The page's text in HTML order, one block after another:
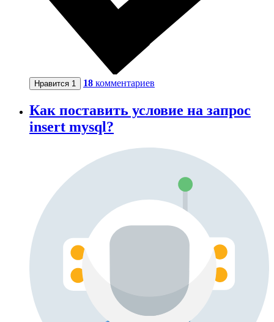
Нравится 1 18 комментариев
Как поставить условие на запрос
insert mysql?